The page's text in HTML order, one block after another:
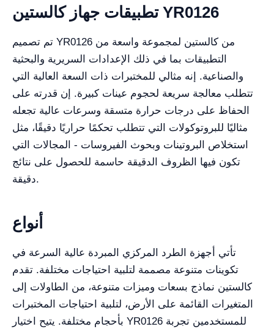
تطبيقات جهاز كالستين YR0126
تم تصميم YR0126 من كالستين لمجموعة واسعة من
التطبيقات بما في ذلك الإعدادات السريرية والبحثية
والصناعية. إنه مثالي للمختبرات ذات السعة العالية التي
تتطلب معالجة سريعة لحجوم عينات كبيرة. إن قدرته على
الحفاظ على درجات حرارة متسقة وسرعات عالية تجعله
مثاليًا للبروتوكولات التي تتطلب تحكمًا حراريًا دقيقًا، مثل
استخلاص البروتينات وبحوث الفيروسات - المجالات التي
تكون فيها الظروف الدقيقة حاسمة للحصول على نتائج
دقيقة.
أنواع
تأتي أجهزة الطرد المركزي المبردة عالية السرعة في
تكوينات متنوعة مصممة لتلبية احتياجات مختلفة. تقدم
كالستين نماذج بسعات وميزات متنوعة، من الطاولات إلى
المتغيرات القائمة على الأرض، لتلبية احتياجات المختبرات
بأحجام مختلفة. يتيح اختيار YR0126 للمستخدمين تجربة